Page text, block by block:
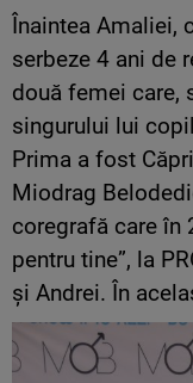
Înaintea Amaliei,
serbeze 4 ani de
două femei care,
singurului lui
Prima a fost
Miodrag
coregrafă care în
pentru tine”, la
și Andrei. În